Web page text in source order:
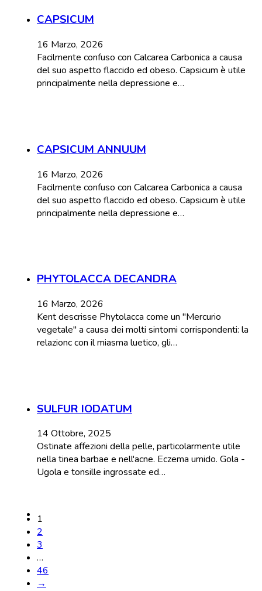
CAPSICUM
16 Marzo, 2026
Facilmente confuso con Calcarea Carbonica a causa
del suo aspetto flaccido ed obeso. Capsicum è utile
principalmente nella depressione e…
CAPSICUM ANNUUM
16 Marzo, 2026
Facilmente confuso con Calcarea Carbonica a causa
del suo aspetto flaccido ed obeso. Capsicum è utile
principalmente nella depressione e…
PHYTOLACCA DECANDRA
16 Marzo, 2026
Kent descrisse Phytolacca come un "Mercurio
vegetale" a causa dei molti sintomi corrispondenti: la
relazionc con il miasma luetico, gli…
SULFUR IODATUM
14 Ottobre, 2025
Ostinate affezioni della pelle, particolarmente utile
nella tinea barbae e nell'acne. Eczema umido. Gola -
Ugola e tonsille ingrossate ed…
1
2
3
…
46
→